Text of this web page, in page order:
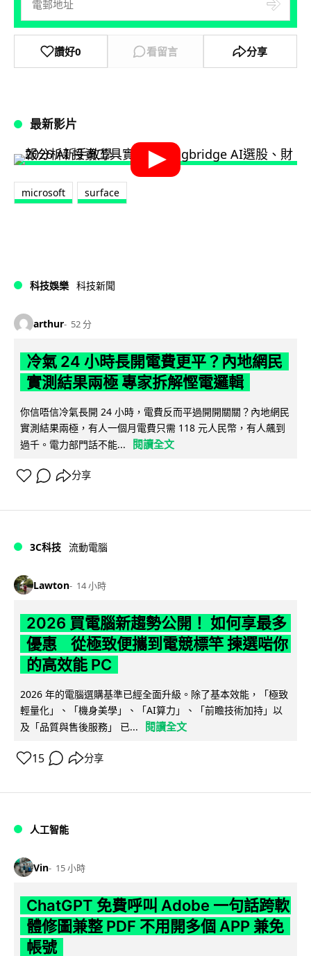
讚好0 看留言 分享
最新影片
microsoft surface
科技娛樂 科技新聞
arthur 52 分
冷氣 24 小時長開電費更平？內地網民
實測結果兩極 專家拆解慳電邏輯
你信唔信冷氣長開 24 小時，電費反而平過開開關關？內地網民
實測結果兩極，有人一個月電費只需 118 元人民幣，有人飆到
過千。電力部門話不能...
閱讀全文
分享
3C科技 流動電腦
Lawton 14 小時
2026 買電腦新趨勢公開！ 如何享最多
優惠 從極致便攜到電競標竿 揀選啱你
的高效能 PC
2026 年的電腦選購基準已經全面升級。除了基本效能，「極致
輕量化」、「機身美學」、「AI算力」、「前瞻技術加持」以
及「品質與售後服務」 已...
閱讀全文
15 分享
人工智能
Vin 15 小時
ChatGPT 免費呼叫 Adobe 一句話跨軟
體修圖兼整 PDF 不用開多個 APP 兼免
帳號